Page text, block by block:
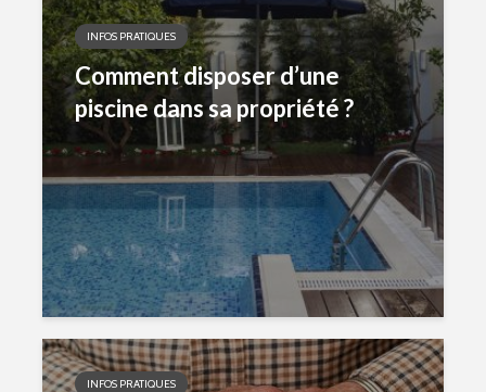
INFOS PRATIQUES
Comment disposer d’une
piscine dans sa propriété ?
INFOS PRATIQUES